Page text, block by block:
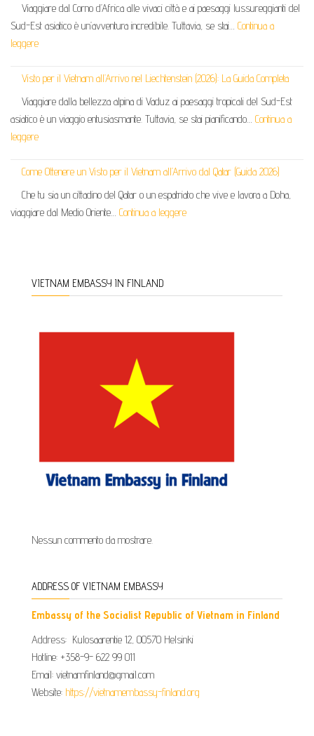
Viaggiare dal Corno d’Africa alle vivaci città e ai paesaggi lussureggianti del
Sud-Est asiatico è un’avventura incredibile. Tuttavia, se stai… Continua a
leggere
Visto per il Vietnam all’Arrivo nel Liechtenstein (2026): La Guida Completa
Viaggiare dalla bellezza alpina di Vaduz ai paesaggi tropicali del Sud-Est
asiatico è un viaggio entusiasmante. Tuttavia, se stai pianificando… Continua a
leggere
Come Ottenere un Visto per il Vietnam all’Arrivo dal Qatar (Guida 2026)
Che tu sia un cittadino del Qatar o un espatriato che vive e lavora a Doha,
viaggiare dal Medio Oriente… Continua a leggere
VIETNAM EMBASSY IN FINLAND
Nessun commento da mostrare.
ADDRESS OF VIETNAM EMBASSY
Embassy of the Socialist Republic of Vietnam in Finland
Address: Kulosaarentie 12, 00570 Helsinki
Hotline: +358-9- 622 99 011​​
Email: vietnamfinland@gmail.com
Website: https://vietnamembassy-finland.org